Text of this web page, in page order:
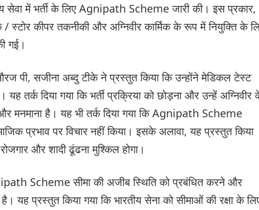
सेवा में भर्ती के लिए Agnipath Scheme जारी की। इस प्रकार,
/ स्टोर कीपर तकनीकी और अग्निवीर कार्मिक के रूप में नियुक्ति के
गई।
पी, सजीना अब्दु टीके ने प्रस्तुत किया कि उन्होंने मेडिकल टेस्ट
तर्क दिया गया कि भर्ती प्रक्रिया को छोड़ना और उन्हें अग्निवीर
मनमाना है। यह भी तर्क दिया गया कि Agnipath Scheme
प्रभाव पर विचार नहीं किया। इसके अलावा, यह प्रस्तुत किया
और शादी ढूंढना मुश्किल होगा।
Scheme सीमा की अजीब स्थिति को प्रबंधित करने और
प्रस्तुत किया गया कि भारतीय सेना को सीमाओं की रक्षा के